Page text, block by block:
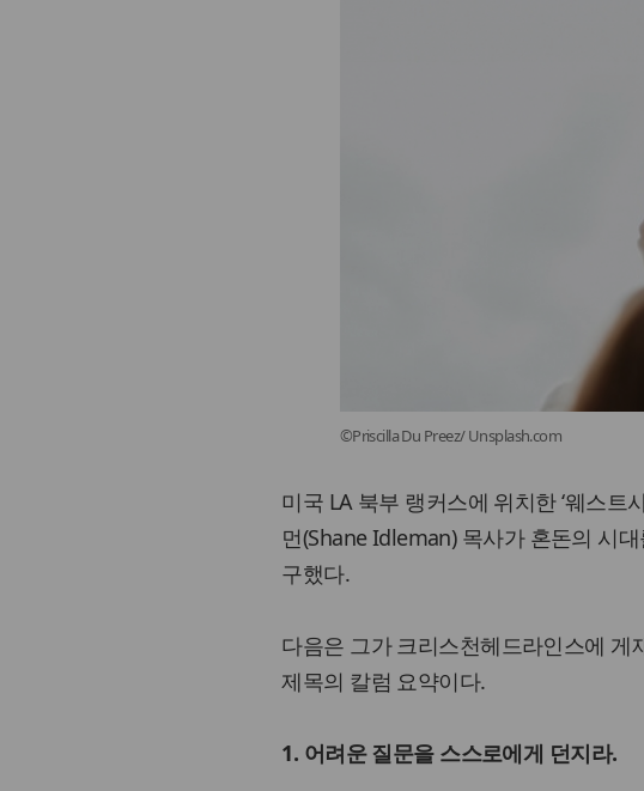
©Priscilla Du Preez/ Unsplash.com
미국 LA 북부 랭커스에 위치한 ‘웨스트
먼(Shane Idleman) 목사가 혼돈의 시
구했다.
다음은 그가 크리스천헤드라인스에 게
제목의 칼럼 요약이다.
1. 어려운 질문을 스스로에게 던지라.